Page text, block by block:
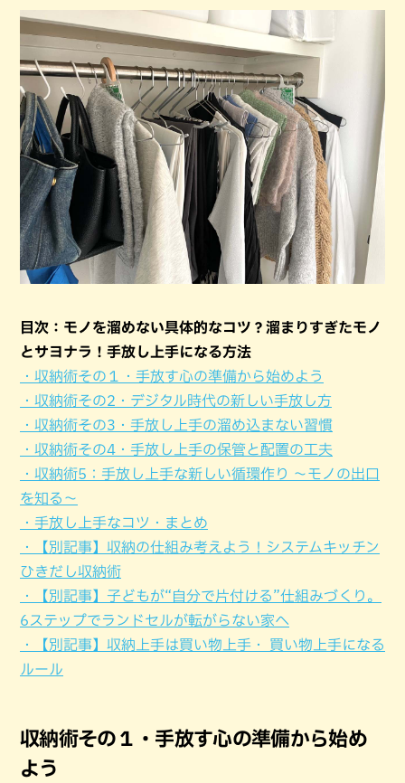
目次：モノを溜めない具体的なコツ？溜まりすぎたモノ
とサヨナラ！手放し上手になる方法
・収納術その１・手放す心の準備から始めよう
・収納術その2・デジタル時代の新しい手放し方
・収納術その3・手放し上手の溜め込まない習慣
・収納術その4・手放し上手の保管と配置の工夫
・収納術5：手放し上手な新しい循環作り 〜モノの出口
を知る〜
・手放し上手なコツ・まとめ
・【別記事】収納の仕組み考えよう！システムキッチン
ひきだし収納術
・【別記事】子どもが“自分で片付ける”仕組みづくり。
6ステップでランドセルが転がらない家へ
・【別記事】収納上手は買い物上手・ 買い物上手になる
ルール
収納術その１・手放す心の準備から始め
よう